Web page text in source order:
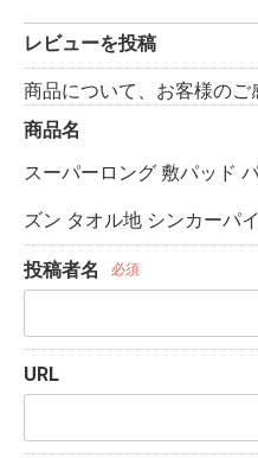
レビューを投稿
商品について、お客様のご
商品名
スーパーロング 敷パッド
ズン タオル地 シンカーパ
投稿者名 必須
URL